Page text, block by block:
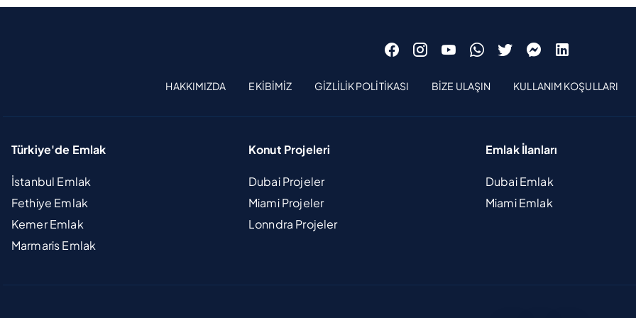
HAKKIMIZDA EKIBIMIZ GIZLILIK POLITIKASI BIZE ULAŞIN KULLANIM KOŞULLARI
Türkiye'de Emlak
İstanbul Emlak
Fethiye Emlak
Kemer Emlak
Marmaris Emlak
Konut Projeleri
Dubai Projeler
Miami Projeler
Lonndra Projeler
Emlak İlanları
Dubai Emlak
Miami Emlak